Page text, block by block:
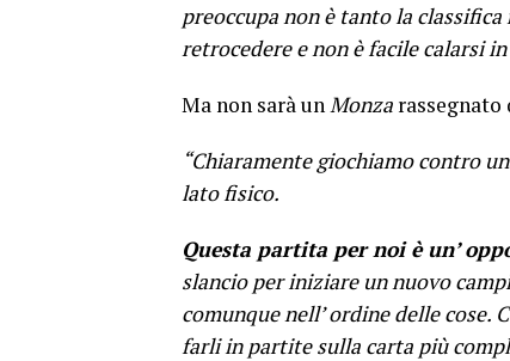
preoccupa non è tanto la
retrocedere e non è facile calarsi
Ma non sarà unMonza
“Chiaramente giochiamo contro
lato fisico.
Questa partita per noi è un’
slancio per iniziare un nuovo
comunque nell’ ordine delle
farli in partite sulla carta più